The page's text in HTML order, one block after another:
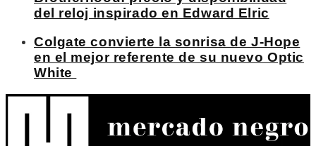
del reloj inspirado en Edward Elric
Colgate convierte la sonrisa de J-Hope
en el mejor referente de su nuevo Optic
White